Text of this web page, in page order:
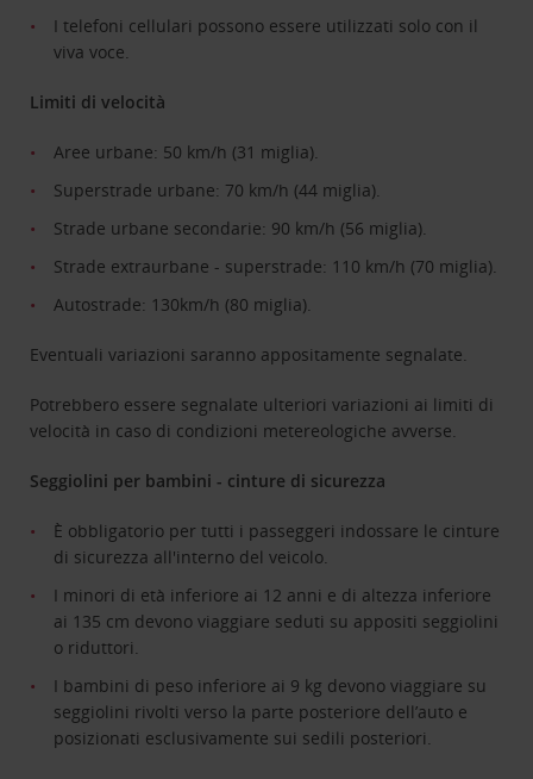
I telefoni cellulari possono essere utilizzati solo con il
viva voce.
Limiti di velocità
Aree urbane: 50 km/h (31 miglia).
Superstrade urbane: 70 km/h (44 miglia).
Strade urbane secondarie: 90 km/h (56 miglia).
Strade extraurbane - superstrade: 110 km/h (70 miglia).
Autostrade: 130km/h (80 miglia).
Eventuali variazioni saranno appositamente segnalate.
Potrebbero essere segnalate ulteriori variazioni ai limiti di
velocità in caso di condizioni metereologiche avverse.
Seggiolini per bambini - cinture di sicurezza
È obbligatorio per tutti i passeggeri indossare le cinture
di sicurezza all'interno del veicolo.
I minori di età inferiore ai 12 anni e di altezza inferiore
ai 135 cm devono viaggiare seduti su appositi seggiolini
o riduttori.
I bambini di peso inferiore ai 9 kg devono viaggiare su
seggiolini rivolti verso la parte posteriore dell’auto e
posizionati esclusivamente sui sedili posteriori.